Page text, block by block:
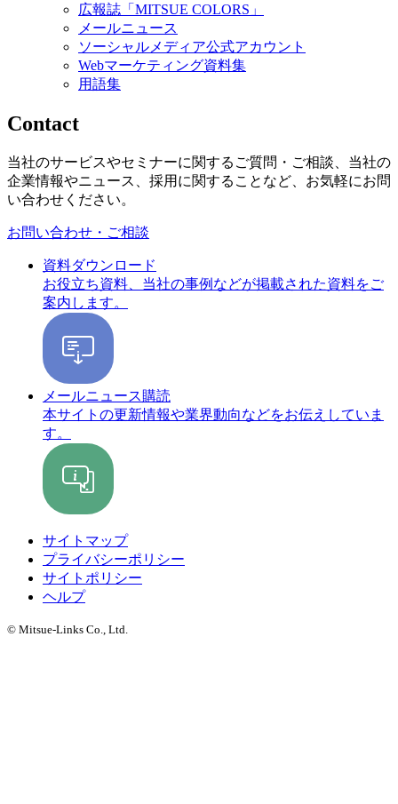
広報誌「MITSUE COLORS」
メールニュース
ソーシャルメディア公式アカウント
Webマーケティング資料集
用語集
Contact
当社のサービスやセミナーに関するご質問・ご相談、当社の
企業情報やニュース、採用に関することなど、お気軽にお問
い合わせください。
お問い合わせ・ご相談
資料ダウンロード
お役立ち資料、当社の事例などが掲載された資料をご
案内します。
メールニュース購読
本サイトの更新情報や業界動向などをお伝えしていま
す。
サイトマップ
プライバシーポリシー
サイトポリシー
ヘルプ
© Mitsue-Links Co., Ltd.